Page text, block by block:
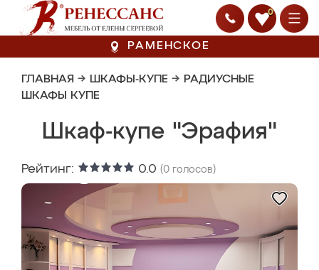
0
РАМЕНСКОЕ
ГЛАВНАЯ → ШКАФЫ-КУПЕ → РАДИУСНЫЕ
ШКАФЫ КУПЕ
Шкаф-купе "Эрафия"
Рейтинг: 0.0 (0 голосов)